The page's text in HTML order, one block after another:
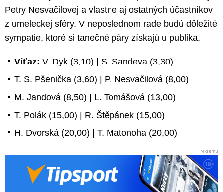
Petry Nesvačilovej a vlastne aj ostatných účastníkov
z umeleckej sféry. V neposlednom rade budú dôležité
sympatie, ktoré si tanečné páry získajú u publika.
Víťaz: V. Dyk (3,10) | S. Sandeva (3,30)
T. S. Pšenička (3,60) | P. Nesvačilová (8,00)
M. Jandová (8,50) | L. Tomášová (13,00)
T. Polák (15,00) | R. Štěpánek (15,00)
H. Dvorská (20,00) | T. Matonoha (20,00)